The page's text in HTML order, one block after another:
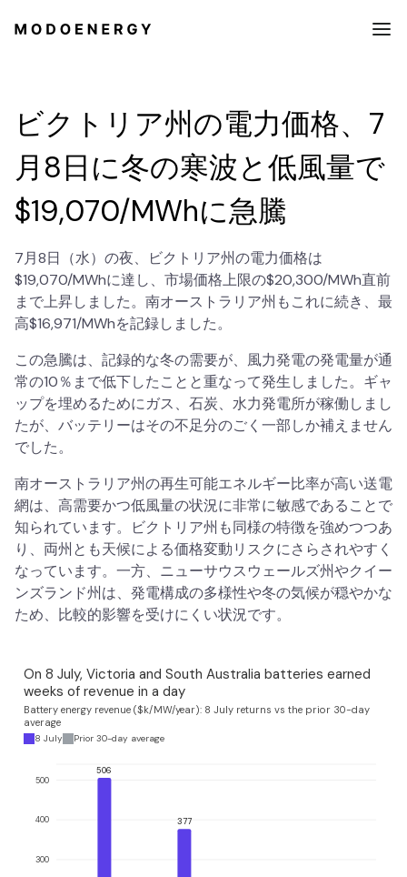
ビクトリア州の電力価格、7
月8日に冬の寒波と低風量で
$19,070/MWhに急騰
7月8日（水）の夜、ビクトリア州の電力価格は
$19,070/MWhに達し、市場価格上限の$20,300/MWh直前
まで上昇しました。南オーストラリア州もこれに続き、最
高$16,971/MWhを記録しました。
この急騰は、記録的な冬の需要が、風力発電の発電量が通
常の10％まで低下したことと重なって発生しました。ギャ
ップを埋めるためにガス、石炭、水力発電所が稼働しまし
たが、バッテリーはその不足分のごく一部しか補えません
でした。
南オーストラリア州の再生可能エネルギー比率が高い送電
網は、高需要かつ低風量の状況に非常に敏感であることで
知られています。ビクトリア州も同様の特徴を強めつつあ
り、両州とも天候による価格変動リスクにさらされやすく
なっています。一方、ニューサウスウェールズ州やクイー
ンズランド州は、発電構成の多様性や冬の気候が穏やかな
ため、比較的影響を受けにくい状況です。